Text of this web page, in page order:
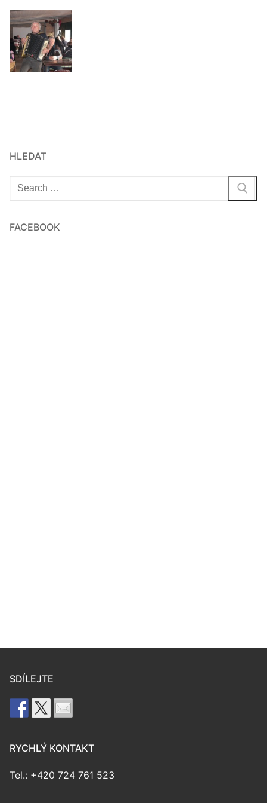
HLEDAT
Hledat:
FACEBOOK
SDÍLEJTE
RYCHLÝ KONTAKT
Tel.: +420 724 761 523